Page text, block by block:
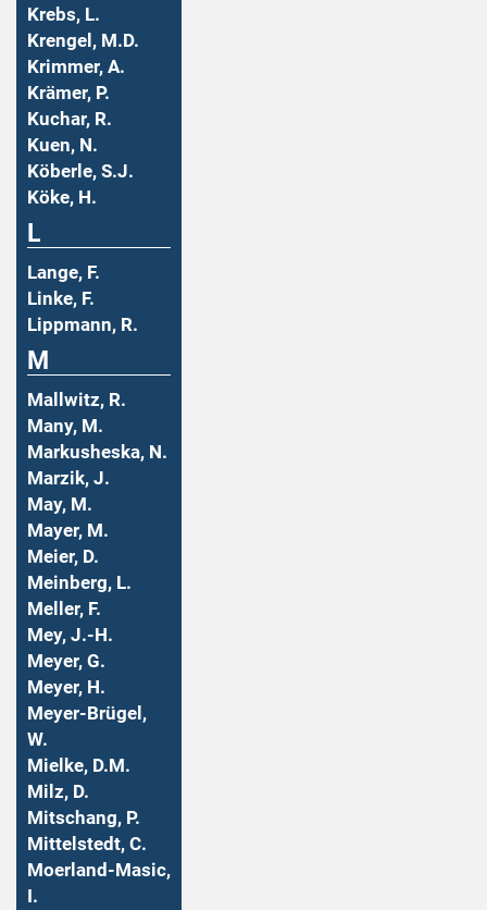
Krebs, L.
Krengel, M.D.
Krimmer, A.
Krämer, P.
Kuchar, R.
Kuen, N.
Köberle, S.J.
Köke, H.
L
Lange, F.
Linke, F.
Lippmann, R.
M
Mallwitz, R.
Many, M.
Markusheska, N.
Marzik, J.
May, M.
Mayer, M.
Meier, D.
Meinberg, L.
Meller, F.
Mey, J.-H.
Meyer, G.
Meyer, H.
Meyer-Brügel,
W.
Mielke, D.M.
Milz, D.
Mitschang, P.
Mittelstedt, C.
Moerland-Masic,
I.